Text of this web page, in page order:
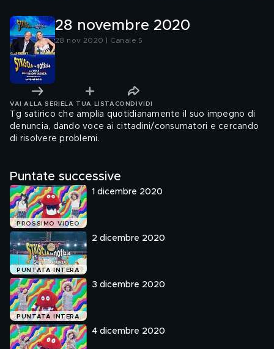
28 novembre 2020
28 nov 2020 | Canale 5
VAI ALLA SERIE LA TUA LISTA CONDIVIDI
Tg satirico che amplia quotidianamente il suo impegno di
denuncia, dando voce ai cittadini/consumatori e cercando
di risolvere problemi.
Puntate successive
PROSSIMO VIDEO
1 dicembre 2020
PUNTATA INTERA
2 dicembre 2020
PUNTATA INTERA
3 dicembre 2020
4 dicembre 2020